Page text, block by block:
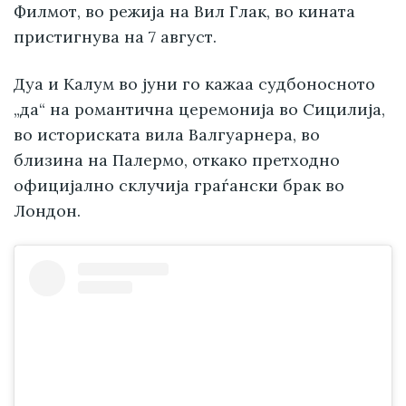
Филмот, во режија на Вил Глак, во кината
пристигнува на 7 август.
Дуа и Калум во јуни го кажаа судбоносното
„да“ на романтична церемонија во Сицилија,
во историската вила Валгуарнера, во
близина на Палермо, откако претходно
официјално склучија граѓански брак во
Лондон.